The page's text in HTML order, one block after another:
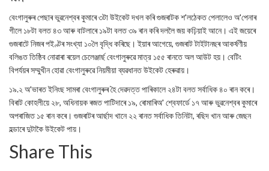
বেংগালুৰুৰ পেছাৰ ভুৱনেশ্বৰ কুমাৰে ৩টা উইকেট দখল কৰি গুজৰাটক শ'লঠেকত পেলালেও অ'পেনাৰ
গীলে ১৮টা বলত ৪৩ আৰু বাটলাৰে ১৯টা বলত ৩৯ ৰান কৰি দললৈ জয় কঢ়িয়াই আনে। এই জয়েৰে
গুজৰাটে নিজৰ পইণ্টৰ সংখ্যা ১০লৈ বৃদ্ধি কৰিছে। ইয়াৰ আগেয়ে, গুজৰাট টাইটানছৰ আকর্ষণীয়
বলিঙত তিষ্ঠিব নোৱাৰা ৰয়েল চেলেঞ্জাৰ্ছ বেংগালুৰুৱে মাত্র ১৫৫ ৰানতে অল আউট হয়। বেটিং
বিপর্যয়ৰ সম্মুখীন হোৱা বেংগালুৰুৱে নিয়মীয়া ব্যৱধানত উইকেট হেৰুৱায়।
১৯.২ অ'ভাৰত ইনিংছ সামৰা বেংগালুৰুৰ হৈ দেৱদত্ত পাৰিকালে ২৪টা বলত সর্বাধিক ৪০ ৰান কৰে।
বিৰাট কোহলীয়ে ২৮, অধিনায়ক ৰজত পাটিদাৰে ১৯, ৰোমাৰিঅ' শ্বেফার্ডে ১৭ আৰু ভুৱনেশ্বৰ কুমাৰে
অপৰাজিত ১৫ ৰান কৰে। গুজৰাটৰ আৰ্ছাদ খানে ২২ ৰানত সর্বাধিক তিনিটা, ৰছিদ খান আৰু জেছন
হল্ডাৰে দুটাকৈ উইকেট পায়।
Share This